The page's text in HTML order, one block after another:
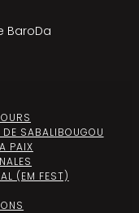
BaroDa
SABALIBOUGOU
PAIX
(EM FEST)